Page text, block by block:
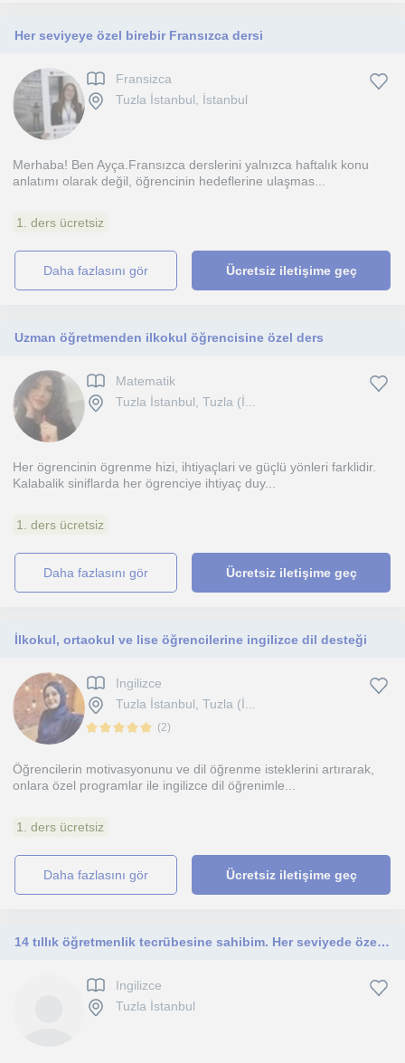
Her seviyeye özel birebir Fransızca dersi
Fransizca
Tuzla İstanbul, İstanbul
Merhaba! Ben Ayça.Fransızca derslerini yalnızca haftalık konu
anlatımı olarak değil, öğrencinin hedeflerine ulaşmas...
1. ders ücretsiz
daha fazlasını gör Ücretsiz iletişime geç
Uzman öğretmenden ilkokul öğrencisine özel ders
Matematik
Tuzla İstanbul, Tuzla (İ...
Her ögrencinin ögrenme hizi, ihtiyaçlari ve güçlü yönleri farklidir.
Kalabalik siniflarda her ögrenciye ihtiyaç duy...
1. ders ücretsiz
daha fazlasını gör Ücretsiz iletişime geç
İlkokul, ortaokul ve lise öğrencilerine ingilizce dil desteği
Ingilizce
Tuzla İstanbul, Tuzla (İ...
(2)
Öğrencilerin motivasyonunu ve dil öğrenme isteklerini artırarak,
onlara özel programlar ile ingilizce dil öğrenimle...
1. ders ücretsiz
daha fazlasını gör Ücretsiz iletişime geç
14 tıllık öğretmenlik tecrübesine sahibim. Her seviyede özel ders verebilirim.
Ingilizce
Tuzla İstanbul